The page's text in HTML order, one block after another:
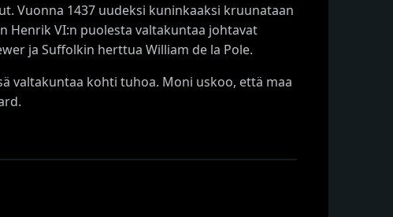
Vuonna 1437 uudeksi kuninkaaksi kruunataan
Henrik VI:n puolesta valtakuntaa johtavat
ja Suffolkin herttua William de la Pole.
valtakuntaa kohti tuhoa. Moni uskoo, että maa